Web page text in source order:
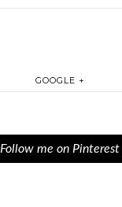
GOOGLE +
Follow me on Pinterest